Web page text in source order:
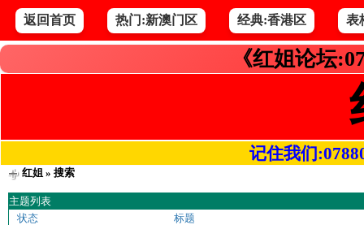
返回首页 热门:新澳门区 经典:香港区 表
《红姐论坛
记住我们
红姐» 搜索
主题列表
状态
标题